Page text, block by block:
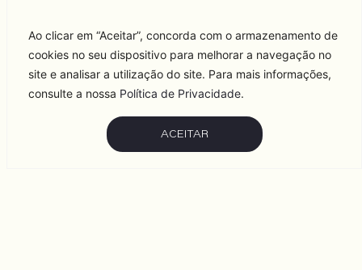
Ao clicar em “Aceitar”, concorda com o armazenamento de
cookies no seu dispositivo para melhorar a navegação no
site e analisar a utilização do site. Para mais informações,
consulte a nossa Política de Privacidade.
ACEITAR
multimarcas em todo o país, garantindo total apoio e
acompanhamento.
Venha conhecer pessoalmente as nossas coleções!
R. Quinta do Pimpão, 50l 4710-006 Gualtar